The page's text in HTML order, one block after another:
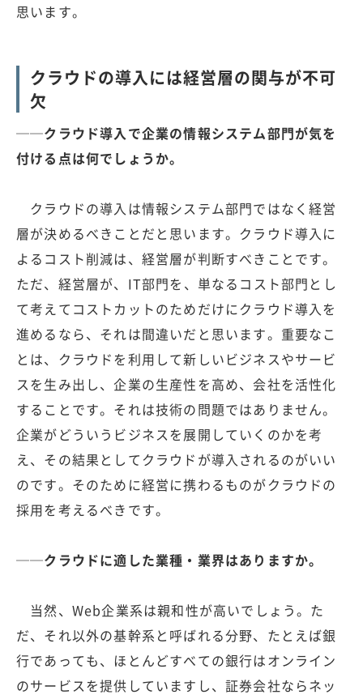
思います。
クラウドの導入には経営層の関与が不可
欠
──クラウド導入で企業の情報システム部門が気を
付ける点は何でしょうか。
クラウドの導入は情報システム部門ではなく経営
層が決めるべきことだと思います。クラウド導入に
よるコスト削減は、経営層が判断すべきことです。
ただ、経営層が、IT部門を、単なるコスト部門とし
て考えてコストカットのためだけにクラウド導入を
進めるなら、それは間違いだと思います。重要なこ
とは、クラウドを利用して新しいビジネスやサービ
スを生み出し、企業の生産性を高め、会社を活性化
することです。それは技術の問題ではありません。
企業がどういうビジネスを展開していくのかを考
え、その結果としてクラウドが導入されるのがいい
のです。そのために経営に携わるものがクラウドの
採用を考えるべきです。
──クラウドに適した業種・業界はありますか。
当然、Web企業系は親和性が高いでしょう。た
だ、それ以外の基幹系と呼ばれる分野、たとえば銀
行であっても、ほとんどすべての銀行はオンライン
のサービスを提供していますし、証券会社ならネッ